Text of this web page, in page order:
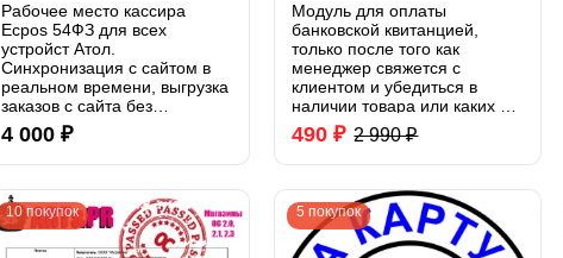
Рабочее место кассира
Ecpos 54ФЗ для всех
устройст Атол.
Синхронизация с сайтом в
реальном времени, выгрузка
заказов с сайта без
дополнительных
посредников в виде
Яндекс.Касса и отправка
электронных чеков
4 000 ₽
Модуль для оплаты
банковской квитанцией,
только после того как
менеджер свяжется с
клиентом и убедиться в
наличии товара или каких то
других факторах, только
после этого у клиента
банковскую квитанцию из
лично..
490 ₽ 2 990 ₽
10 покупок 5 покупок